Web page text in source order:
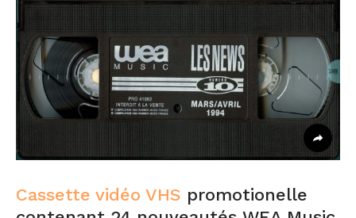
Cassette vidéo VHS promotionelle